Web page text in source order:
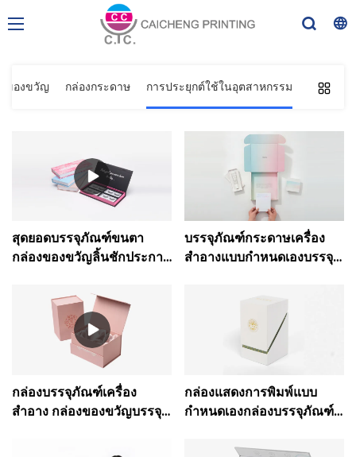
ของขวัญ กล่องกระดาษ การประยุกต์ใช้ในอุตสาหกรรม
สุดยอดบรรจุภัณฑ์ขนตา
กล่องของขวัญลิ้นชักประกาย
กล่องเครื่องสำอางหน้าต่าง
PVC - การพิมพ์ Caicheng
บรรจุภัณฑ์กระดาษเครื่อง
สำอางแบบกำหนดเองบรรจุ
กล่องบรรจุภัณฑ์เครื่อง
สำอาง กล่องของขวัญบรรจุ
กล่องแสดงการพิมพ์แบบ
กำหนดเองกล่องบรรจุภัณฑ์
สำอางสีขาว